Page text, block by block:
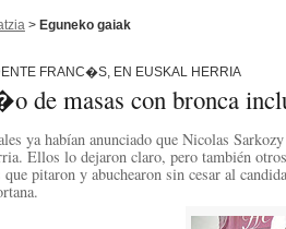
> Eguneko gaiak
FRANC�S, EN EUSKAL HERRIA
de masas con bronca
ya habían anunciado que Nicolas
Ellos lo dejaron claro, pero también
que pitaron y abuchearon sin cesar al